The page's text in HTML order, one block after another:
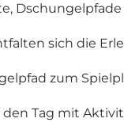
sich die
zum
Tag mit